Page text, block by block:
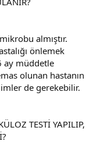
almıştır.
önlemek
ay müddetle
olunan hastanın
de gerekebilir.
TESTİ YAPILIP,